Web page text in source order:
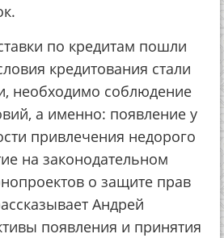
по кредитам пошли
кредитования стали
необходимо соблюдение
а именно: появление у
привлечения недорого
на законодательном
о защите прав
Андрей
появления и принятия